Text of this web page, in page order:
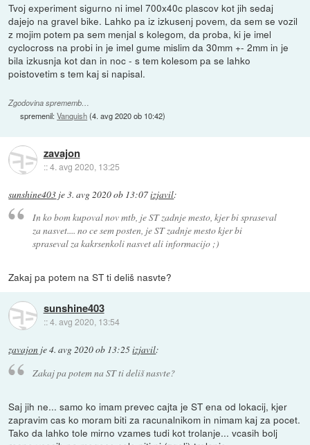
Tvoj experiment sigurno ni imel 700x40c plascov kot jih sedaj
dajejo na gravel bike. Lahko pa iz izkusenj povem, da sem se vozil
z mojim potem pa sem menjal s kolegom, da proba, ki je imel
cyclocross na probi in je imel gume mislim da 30mm +- 2mm in je
bila izkusnja kot dan in noc - s tem kolesom pa se lahko
poistovetim s tem kaj si napisal.
Zgodovina sprememb…
spremenil:Vanquish(4. avg 2020 ob 10:42)
zavajon
::4. avg 2020, 13:25
sunshine403 je3. avg 2020 ob 13:07izjavil:
In ko bom kupoval nov mtb, je ST zadnje mesto, kjer bi spraseval
za nasvet.... no ce sem posten, je ST zadnje mesto kjer bi
spraseval za kakrsenkoli nasvet ali informacijo ;)
Zakaj pa potem na ST ti deliš nasvte?
sunshine403
::4. avg 2020, 13:54
zavajon je4. avg 2020 ob 13:25izjavil:
Zakaj pa potem na ST ti deliš nasvte?
Saj jih ne... samo ko imam prevec cajta je ST ena od lokacij, kjer
zapravim cas ko moram biti za racunalnikom in nimam kaj za pocet.
Tako da lahko tole mirno vzames tudi kot trolanje... vcasih bolj